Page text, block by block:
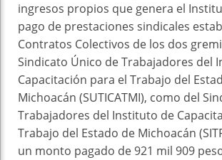
ingresos propios que genera el
pago de prestaciones sindicales
Contratos Colectivos de los dos
Sindicato Único de Trabajadores del
Capacitación para el Trabajo del
Michoacán (SUTICATMI), como del
Trabajadores del Instituto de
Trabajo del Estado de Michoacán
un monto pagado de 921 mil 909